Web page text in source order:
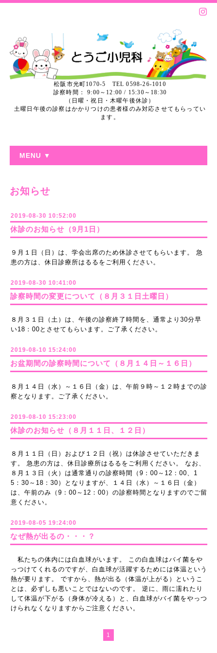
松阪市光町1070-5 TEL 0598-26-1010
診察時間： 9:00～12:00 / 15:30～18:30
（日曜・祝日・木曜午後休診）
土曜日午後の診察はかかりつけの患者様のみ対応させてもらってい
ます。
MENU ▼
お知らせ
2019-08-30 10:52:00
休診のお知らせ（9月1日）
９月１日（日）は、学会出席のため休診させてもらいます。 急
患の方は、休日診療所はるるをご利用ください。
2019-08-30 10:41:00
診察時間の変更について（８月３１日土曜日）
８月３１日（土）は、午後の診察終了時間を、通常より30分早
い18：00とさせてもらいます。ご了承ください。
2019-08-10 15:24:00
お盆期間の診察時間について（８月１４日～１６日）
８月１４日（水）～１６日（金）は、午前９時～１２時までの診
察となります。ご了承ください。
2019-08-10 15:23:00
休診のお知らせ（８月１１日、１２日）
８月１１日（日）および１２日（祝）は休診させていただきま
す。 急患の方は、休日診療所はるるをご利用ください。 なお、
８月１３日（火）は通常通りの診察時間（9：00～12：00、1
5：30～18：30）となりますが、１４日（水）～１６日（金）
は、午前のみ（9：00～12：00）の診察時間となりますのでご留
意ください。
2019-08-05 19:24:00
なぜ熱が出るの・・・？
私たちの体内には白血球がいます。 この白血球はバイ菌をや
っつけてくれるのですが、白血球が活躍するためには体温という
熱が要ります。 ですから、熱が出る（体温が上がる）というこ
とは、必ずしも悪いことではないのです。 逆に、雨に濡れたり
して体温が下がる（身体が冷える）と、白血球がバイ菌をやっつ
けられなくなりますからご注意ください。
1